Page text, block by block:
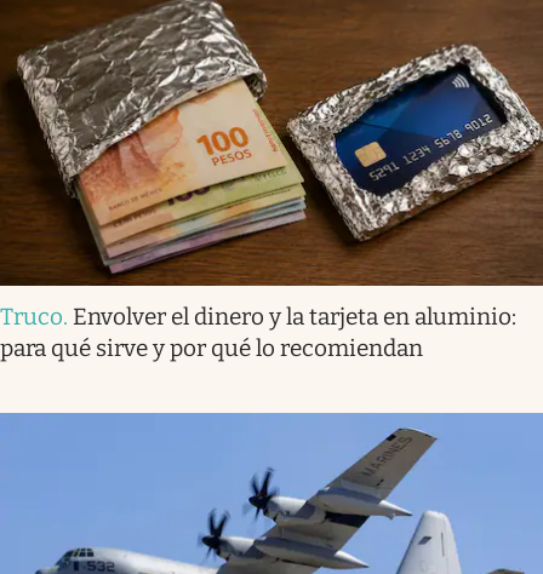
Truco. Envolver el dinero y la tarjeta en aluminio:
para qué sirve y por qué lo recomiendan